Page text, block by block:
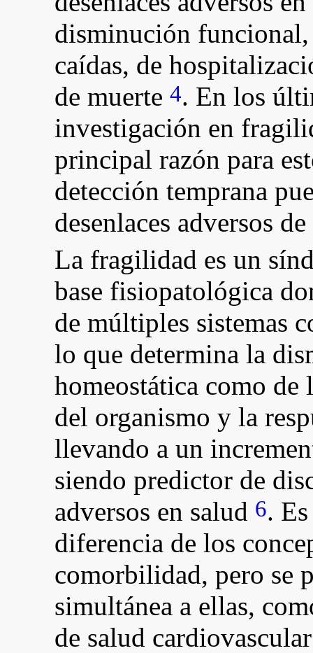
disminución
caídas, de
de muerte4. En los
investigación en
principal razón para
detección temprana
desenlaces adversos
La fragilidad es un
base fisiopatológica
de múltiples sistemas
lo que determina la
homeostática como de
del organismo y la
llevando a un
siendo predictor de
adversos en salud 6.
diferencia de los
comorbilidad, pero se
simultánea a ellas,
de salud